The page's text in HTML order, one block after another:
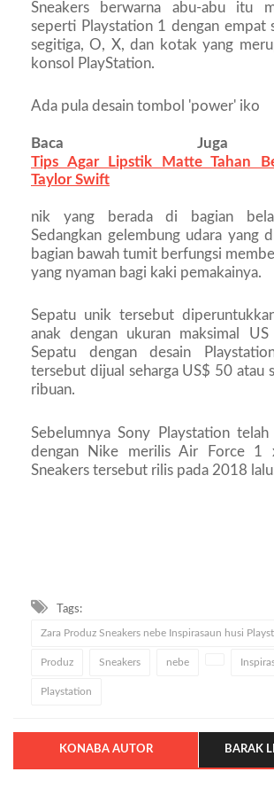
Sneakers berwarna abu-abu itu
seperti Playstation 1 dengan empat
segitiga, O, X, dan kotak yang
konsol PlayStation.
Ada pula desain tombol 'power' iko
Baca
Tips Agar Lipstik Matte Tahan
Taylor Swift
nik yang berada di bagian
Sedangkan gelembung udara yang
bagian bawah tumit berfungsi
yang nyaman bagi kaki pemakainya.
Sepatu unik tersebut
anak dengan ukuran maksimal
Sepatu dengan desain
tersebut dijual seharga US$ 50 atau
ribuan.
Sebelumnya Sony Playstation telah
dengan Nike merilis Air Force 1
Sneakers tersebut rilis pada 2018
Tags:
Zara Produz Sneakers nebe Inspirasaun husi
Produz Sneakers nebe
Playstation
KONABA AUTOR BARAK